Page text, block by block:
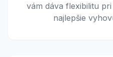
vám dáva flexibilitu
najlepšie